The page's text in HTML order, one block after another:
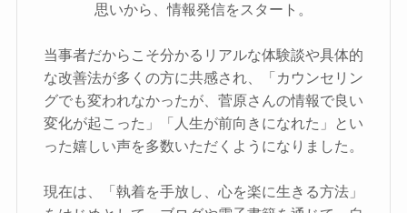
思いから、情報発信をスタート。
当事者だからこそ分かるリアルな体験談や具体的
な改善法が多くの方に共感され、「カウンセリン
グでも変われなかったが、菅原さんの情報で良い
変化が起こった」「人生が前向きになれた」とい
った嬉しい声を多数いただくようになりました。
現在は、「執着を手放し、心を楽に生きる方法」